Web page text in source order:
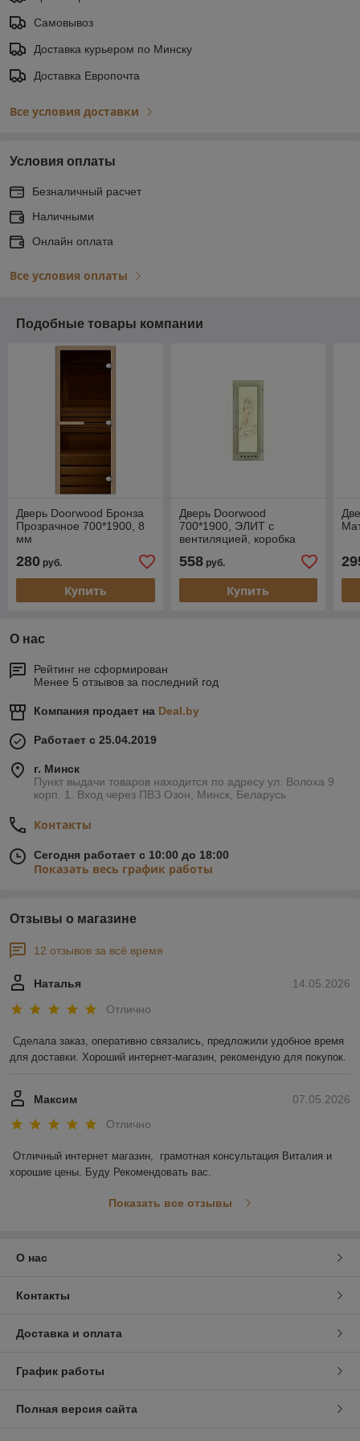
Самовывоз
Доставка курьером по Минску
Доставка Европочта
Все условия доставки
Условия оплаты
Безналичный расчет
Наличными
Онлайн оплата
Все условия оплаты
Подобные товары компании
Дверь Doorwood Бронза
Прозрачное 700*1900, 8
мм
280 руб.
Купить
Дверь Doorwood
700*1900, ЭЛИТ с
вентиляцией, коробка
558руб.
Купить
О нас
Рейтинг не сформирован
Менее 5 отзывов за последний год
Компания продает на Deal.by
Работает с 25.04.2019
г. Минск
Пункт выдачи товаров находится по адресу ул. Волоха 9
корп. 1. Вход через ПВЗ Озон, Минск, Беларусь
Контакты
Сегодня работает с 10:00 до 18:00
Показать весь график работы
Отзывы о магазине
12 отзывов за всё время
14.05.2026
Наталья
Отлично
Сделала заказ, оперативно связались, предложили удобное время
для доставки. Хороший интернет-магазин, рекомендую для покупок.
07.05.2026
Максим
Отлично
Отличный интернет магазин,  грамотная консультация Виталия и
хорошие цены. Буду Рекомендовать вас.
Показать все отзывы
О нас
Контакты
Доставка и оплата
График работы
Полная версия сайта